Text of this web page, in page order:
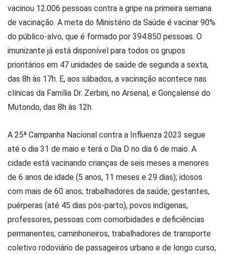
vacinou 12.006 pessoas contra a gripe na primeira semana
de vacinação. A meta do Ministério da Saúde é vacinar 90%
do público-alvo, que é formado por 394.850 pessoas. O
imunizante já está disponível para todos os grupos
prioritários em 47 unidades de saúde de segunda a sexta,
das 8h às 17h. E, aos sábados, a vacinação acontece nas
clínicas da Família Dr. Zerbini, no Arsenal, e Gonçalense do
Mutondo, das 8h às 12h.
A 25ª Campanha Nacional contra a Influenza 2023 segue
até o dia 31 de maio e terá o Dia D no dia 6 de maio. A
cidade está vacinando crianças de seis meses a menores
de 6 anos de idade (5 anos, 11 meses e 29 dias); idosos
com mais de 60 anos; trabalhadores da saúde; gestantes,
puérperas (até 45 dias pós-parto), povos indígenas,
professores, pessoas com comorbidades e deficiências
permanentes, caminhoneiros, trabalhadores de transporte
coletivo rodoviário de passageiros urbano e de longo curso,